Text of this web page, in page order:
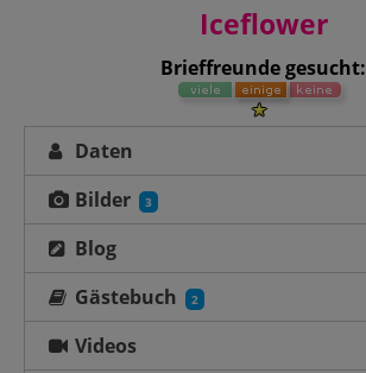
Iceflower
Brieffreunde gesucht:
Daten
Bilder
3
Blog
Gästebuch
2
Videos